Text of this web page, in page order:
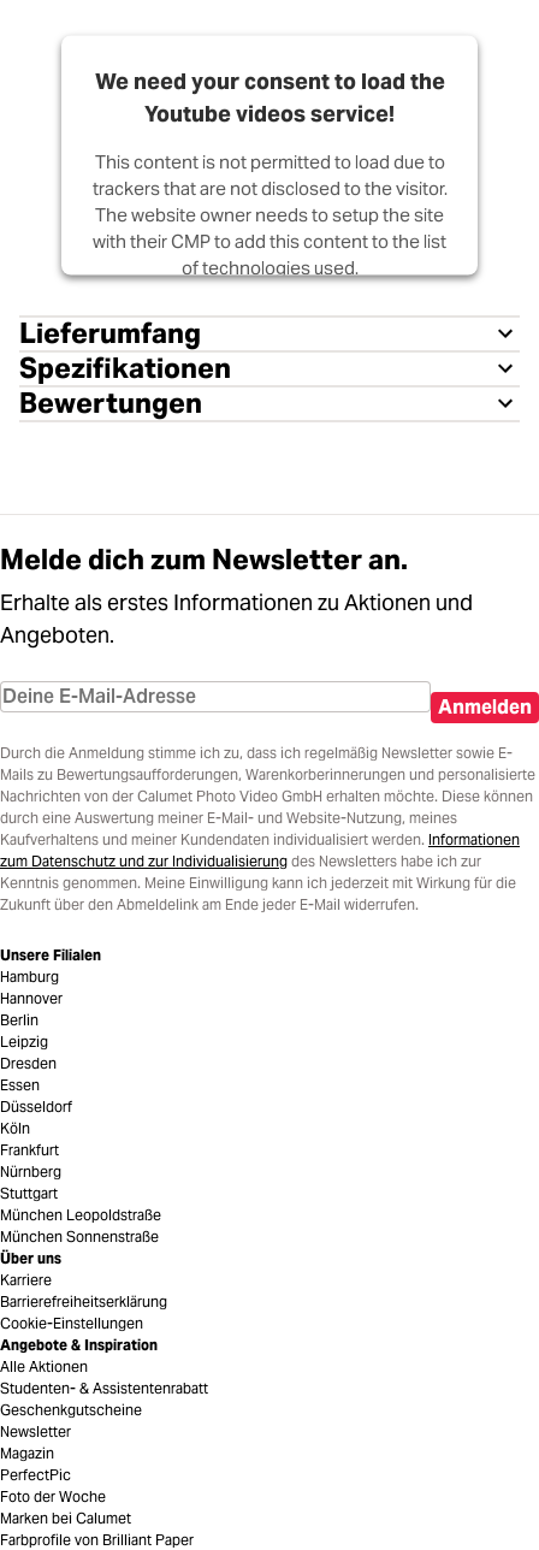
We need your consent to load the
Youtube videos service!
This content is not permitted to load due to
trackers that are not disclosed to the visitor.
The website owner needs to setup the site
with their CMP to add this content to the list
of technologies used.
Powered byUsercentrics Consent
Management Platform
Lieferumfang
Spezifikationen
Bewertungen
Melde dich zum Newsletter an.
Erhalte als erstes Informationen zu Aktionen und
Angeboten.
Anmelden
Durch die Anmeldung stimme ich zu, dass ich regelmäßig Newsletter sowie E-
Mails zu Bewertungsaufforderungen, Warenkorberinnerungen und personalisierte
Nachrichten von der Calumet Photo Video GmbH erhalten möchte. Diese können
durch eine Auswertung meiner E-Mail- und Website-Nutzung, meines
Kaufverhaltens und meiner Kundendaten individualisiert werden. Informationen
zum Datenschutz und zur Individualisierung des Newsletters habe ich zur
Kenntnis genommen. Meine Einwilligung kann ich jederzeit mit Wirkung für die
Zukunft über den Abmeldelink am Ende jeder E-Mail widerrufen.
Unsere Filialen
Hamburg
Hannover
Berlin
Leipzig
Dresden
Essen
Düsseldorf
Köln
Frankfurt
Nürnberg
Stuttgart
München Leopoldstraße
München Sonnenstraße
Über uns
Karriere
Barrierefreiheitserklärung
Cookie-Einstellungen
Angebote & Inspiration
Alle Aktionen
Studenten- & Assistentenrabatt
Geschenkgutscheine
Newsletter
Magazin
PerfectPic
Foto der Woche
Marken bei Calumet
Farbprofile von Brilliant Paper